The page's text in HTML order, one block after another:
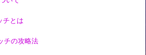
チとは
チの攻略法